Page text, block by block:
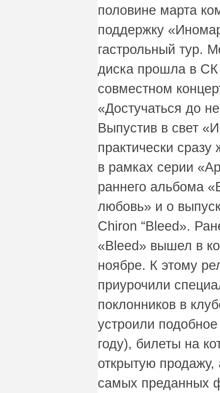
половине марта
поддержку
гастрольный тур.
диска прошла в
совместном
«Достучаться до
Выпустив в свет
практически
в рамках серии
раннего альбома
любовь» и о
Chiron “Bleed».
«Bleed» вышел в
ноябре. К этому
приурочили
поклонников в
устроили
году), билеты на
открытую
самых преданных